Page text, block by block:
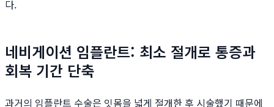
다.
네비게이션 임플란트: 최소 절개로 통증과
회복 기간 단축
과거의 임플란트 수술은 잇몸을 넓게 절개한 후 시술했기 때문에